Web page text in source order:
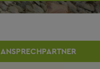
ANSPRECHPARTNER